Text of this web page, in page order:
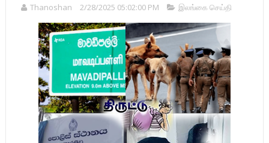
Thanoshan 2/28/2025 05:02:00 PM இலங்கை செய்தி